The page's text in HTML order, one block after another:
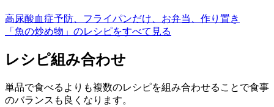
高尿酸血症予防、フライパンだけ、お弁当、作り置き
「魚の炒め物」のレシピをすべて見る
レシピ組み合わせ
単品で食べるよりも複数のレシピを組み合わせることで食事
のバランスも良くなります。